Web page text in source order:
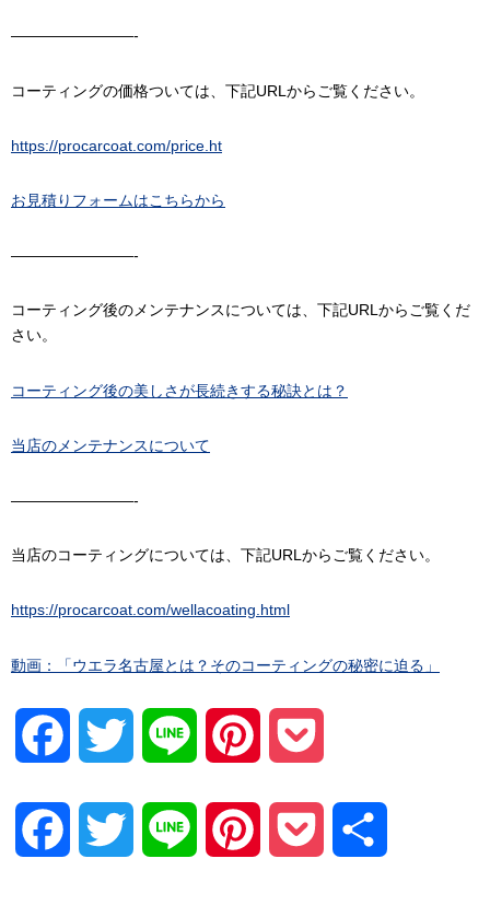
————————-
コーティングの価格ついては、下記URLからご覧ください。
https://procarcoat.com/price.ht
お見積りフォームはこちらから
————————-
コーティング後のメンテナンスについては、下記URLからご覧くだ
さい。
コーティング後の美しさが長続きする秘訣とは？
当店のメンテナンスについて
————————-
当店のコーティングについては、下記URLからご覧ください。
https://procarcoat.com/wellacoating.html
動画：「ウエラ名古屋とは？そのコーティングの秘密に迫る」
Facebook Twitter Line Pinterest
有
Facebook Twitter Line Pinterest Pocket